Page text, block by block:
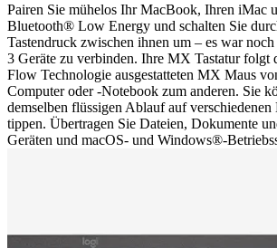
Pairen Sie mühelos Ihr MacBook, Ihren iMac
Bluetooth® Low Energy und schalten Sie
Tastendruck zwischen ihnen um – es war
3 Geräte zu verbinden. Ihre MX Tastatur folgt
Flow Technologie ausgestatteten MX Maus
Computer oder -Notebook zum anderen. Sie
demselben flüssigen Ablauf auf
tippen. Übertragen Sie Dateien, Dokumente
Geräten und macOS- und Windows®-